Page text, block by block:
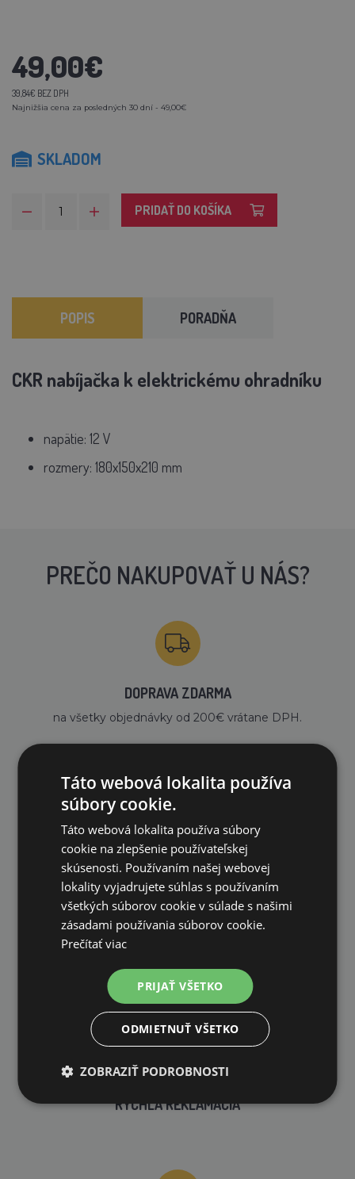
49,00€
39,84€ BEZ DPH
Najnižšia cena za posledných 30 dní - 49,00€
SKLADOM
PRIDAŤ DO KOŠÍKA
POPIS PORADŇA
CKR nabíjačka k elektrickému ohradníku
napätie: 12 V
rozmery: 180x150x210 mm
PREČO NAKUPOVAŤ U NÁS?
DOPRAVA ZDARMA
na všetky objednávky od 200€ vrátane DPH.
VLASTNÝ SKLAD
99 % produktov držíme priamo skladom
RÝCHLE DODANIE
RÝCHLA REKLAMÁCIA
Táto webová lokalita používa
súbory cookie.
Táto webová lokalita používa súbory
cookie na zlepšenie používateľskej
skúsenosti. Používaním našej webovej
lokality vyjadrujete súhlas s používaním
všetkých súborov cookie v súlade s našimi
zásadami používania súborov cookie.
Prečítať viac
PRIJAŤ VŠETKO
ODMIETNUŤ VŠETKO
ZOBRAZIŤ PODROBNOSTI